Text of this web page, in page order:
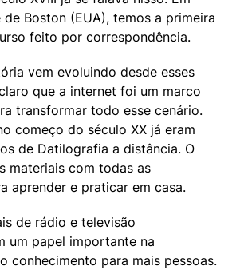
de Boston (EUA), temos a primeira
feito por correspondência.
vem evoluindo desde esses
que a internet foi um marco
transformar todo esse cenário.
começo do século XX já eram
de Datilografia a distância. O
materiais com todas as
aprender e praticar em casa.
de rádio e televisão
um papel importante na
conhecimento para mais pessoas.